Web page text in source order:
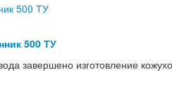
500 ТУ
завершено изготовление